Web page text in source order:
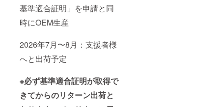
基準適合証明」を申請と同
時にOEM生産
2026年7月〜8月：支援者様
へと出荷予定
※必ず基準適合証明が取得で
きてからのリターン出荷と